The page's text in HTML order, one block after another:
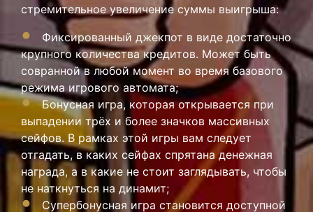
стремительное увеличение суммы выигрыша:
Фиксированный джекпот в виде достаточно
крупного количества кредитов. Может быть
совранной в любой момент во время базового
режима игрового автомата;
Бонусная игра, которая открывается при
выпадении трёх и более значков массивных
сейфов. В рамках этой игры вам следует
отгадать, в каких сейфах спрятана денежная
награда, а в какие не стоит заглядывать, чтобы
не наткнуться на динамит;
Супербонусная игра становится доступной